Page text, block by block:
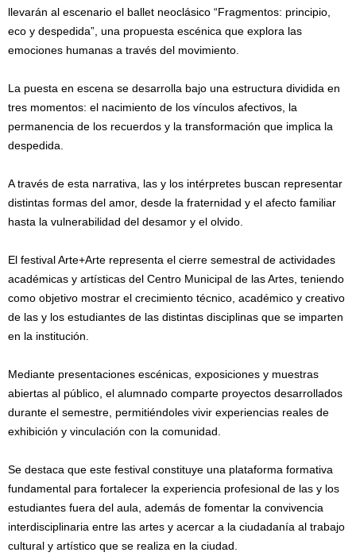
llevarán al escenario el ballet neoclásico “Fragmentos: principio,
eco y despedida”, una propuesta escénica que explora las
emociones humanas a través del movimiento.
La puesta en escena se desarrolla bajo una estructura dividida en
tres momentos: el nacimiento de los vínculos afectivos, la
permanencia de los recuerdos y la transformación que implica la
despedida.
A través de esta narrativa, las y los intérpretes buscan representar
distintas formas del amor, desde la fraternidad y el afecto familiar
hasta la vulnerabilidad del desamor y el olvido.
El festival Arte+Arte representa el cierre semestral de actividades
académicas y artísticas del Centro Municipal de las Artes, teniendo
como objetivo mostrar el crecimiento técnico, académico y creativo
de las y los estudiantes de las distintas disciplinas que se imparten
en la institución.
Mediante presentaciones escénicas, exposiciones y muestras
abiertas al público, el alumnado comparte proyectos desarrollados
durante el semestre, permitiéndoles vivir experiencias reales de
exhibición y vinculación con la comunidad.
Se destaca que este festival constituye una plataforma formativa
fundamental para fortalecer la experiencia profesional de las y los
estudiantes fuera del aula, además de fomentar la convivencia
interdisciplinaria entre las artes y acercar a la ciudadanía al trabajo
cultural y artístico que se realiza en la ciudad.